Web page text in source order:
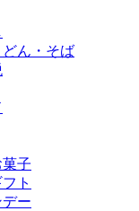
ん・そば
子
ト
ー